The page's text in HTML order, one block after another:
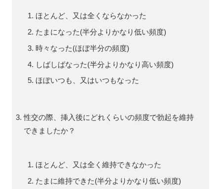
ほとんど、又は全くならなかった
たまになった(半分よりかなり低い頻度)
時々なった(ほぼ半分の頻度)
しばしばなった(半分よりかなり高い頻度)
ほぼいつも、又はいつもなった
性交の際、挿入後にどれくらいの頻度で勃起を維持
できましたか？
ほとんど、又は全く維持できなかった
たまに維持できた(半分よりかなり低い頻度)